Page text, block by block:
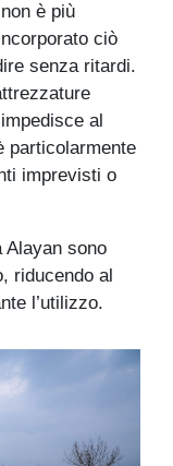
è più
ciò
senza ritardi.
al
particolarmente
imprevisti o
Alayan sono
riducendo al
l’utilizzo.